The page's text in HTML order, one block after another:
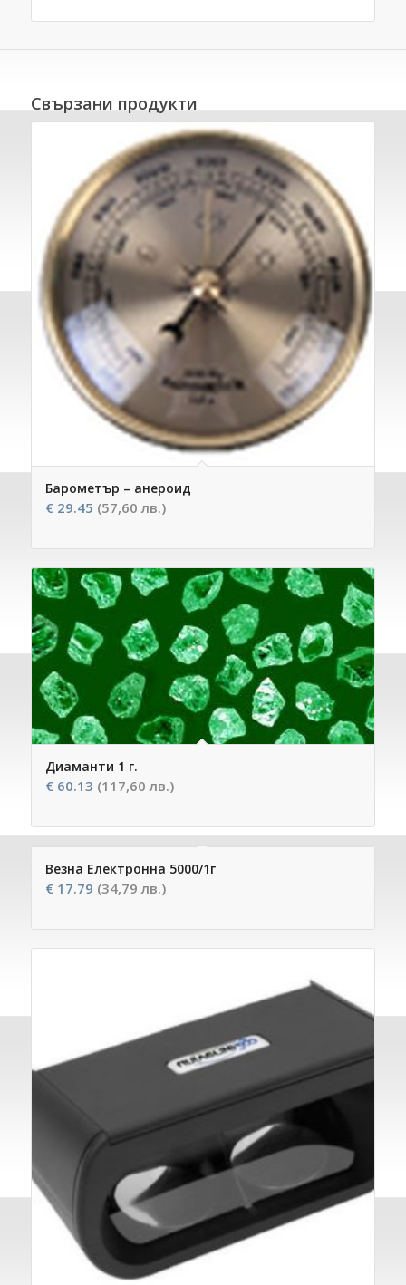
Свързани продукти
Барометър – анероид
€29.45 (57,60 лв.)
Диаманти 1 г.
€60.13 (117,60 лв.)
Везна Електронна 5000/1г
€17.79 (34,79 лв.)